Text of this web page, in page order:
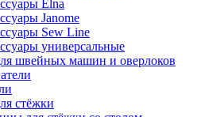
Elna
Janome
Sew Line
универсальные
швейных машин и оверлоков
стёжки